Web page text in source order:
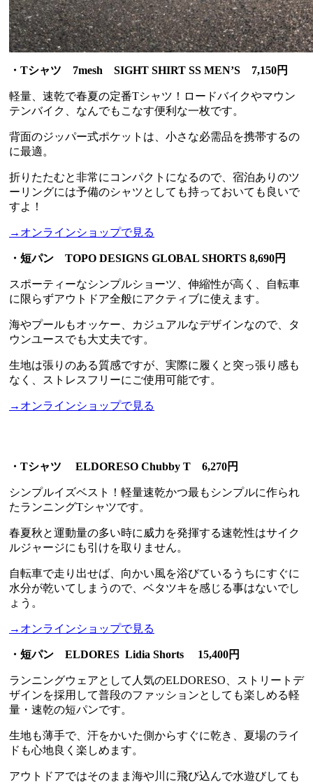
・Tシャツ 7mesh SIGHT SHIRT SS MEN’S 7,150円
軽量、速乾で春夏の定番Tシャツ！ロードバイクやマウン
テンバイク、なんでもこなす便利な一枚です。
背面のジッパー式ポケットは、小さな必需品を携帯するの
に最適。
折りたたむと非常にコンパクトになるので、宿泊ありのツ
ーリングには予備のシャツとしても持っておいても良いで
すよ！
→オンラインショップで見る
・短パン TOPO DESIGNS GLOBAL SHORTS 8,690円
スポーティーなシンプルショーツ、伸縮性が高く、自転車
に限らずアウトドア全般にアクティブに使えます。
海やプールもオッケー、カジュアルなデザインなので、タ
ウンユースでも大丈夫です。
生地は張りのある質感ですが、実際に履くと突っ張り感も
なく、ストレスフリーにご使用可能です。
→オンラインショップで見る
・Tシャツ ELDORESO Chubby T 6,270円
シンプルイズベスト！軽量速乾かつ最もシンプルに作られ
たランニングTシャツです。
春夏秋と運動量の多い時に威力を発揮する速乾性はサイク
ルジャージにも引けを取りません。
自転車で走り出せば、向かい風を浴びているうちにすぐに
水分が乾いてしまうので、ベタツキを感じる事はないでし
ょう。
→オンラインショップで見る
・短パン ELDORES Lidia Shorts 15,400円
ランニングウェアとして人気のELDORESO、ストリートデ
ザインを採用して普段のファッションとしても楽しめる軽
量・速乾の短パンです。
生地も薄手で、汗をかいた側からすぐに乾き、夏場のライ
ドも心地良く楽しめます。
アウトドアではそのまま海や川に飛び込んで水遊びしても